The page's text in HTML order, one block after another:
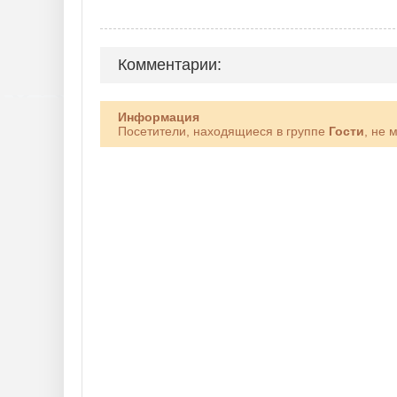
Комментарии:
Информация
Посетители, находящиеся в группе Гости , не